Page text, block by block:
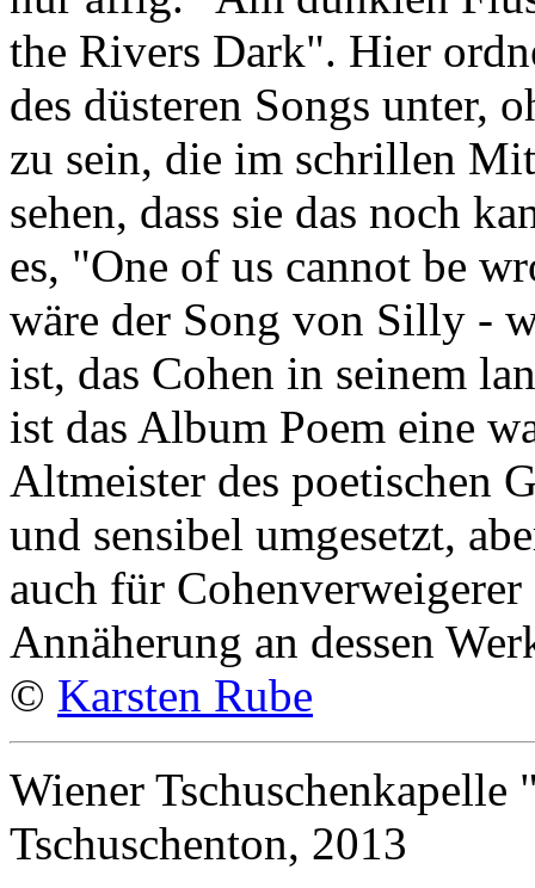
the Rivers Dark". Hier
des düsteren Songs unter,
zu sein, die im schrillen
sehen, dass sie das noch
es, "One of us cannot be
wäre der Song von Silly -
ist, das Cohen in seinem
ist das Album Poem eine
Altmeister des poetischen
und sensibel umgesetzt,
auch für
Annäherung an dessen
© Karsten Rube
Wiener
Tschuschenton, 2013